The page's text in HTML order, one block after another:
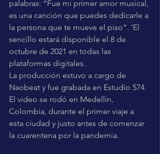
palabras: “Fue mi primer amor musical,
es una canción que puedes dedicarle a
la persona que te mueve el piso”. ‘El
sencillo estará disponible el 8 de
octubre de 2021 en todas las
plataformas digitales.
La producción estuvo a cargo de
Naobeat y fue grabada en Estudio 574.
El video se rodó en Medellín,
Colombia, durante el primer viaje a
esta ciudad y justo antes de comenzar
la cuarentena por la pandemia.